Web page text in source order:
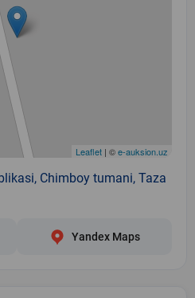
Leaflet | ©e-auksion.uz
Chimboy tumani, Taza
Yandex Maps